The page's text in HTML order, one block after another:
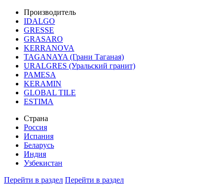
Производитель
IDALGO
GRESSE
GRASARO
KERRANOVA
TAGANAYA (Грани Таганая)
URALGRES (Уральский гранит)
PAMESA
KERAMIN
GLOBAL TILE
ESTIMA
Страна
Россия
Испания
Беларусь
Индия
Узбекистан
Перейти в раздел Перейти в раздел